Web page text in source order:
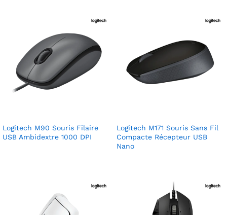
Logitech M90 Souris Filaire
USB Ambidextre 1000 DPI
Logitech M171 Souris Sans Fil
Compacte Récepteur USB
Nano